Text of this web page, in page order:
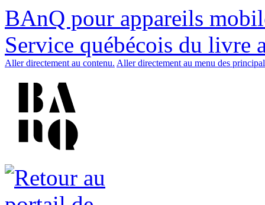
BAnQ pour appareils
Service québécois du livre
Aller directement au contenu. Aller directement au menu des